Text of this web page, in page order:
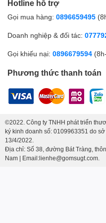
tính thẩm mỹ cao.
lọc trà vẽ cá Bát Tràngkhông
mà còn là món quà sang
quan trọng khác, mang đến
nhận.
Mua cốc lọc
Hotline hỗ trợ
Gọi mua hàng: 0896659495
Doanh nghiệp & đối tác:
Gọi khiếu nại: 0896679594
Phương thức thanh toán
©2022. Công ty TNHH phát triển
ký kinh doanh số: 0109963351 do
13/4/2022.
Địa chỉ: Số 38, đường Bát Tràng,
Nam | Email:lienhe@gomsugt.com.